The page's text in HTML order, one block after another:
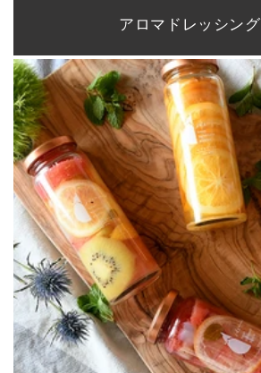
アロマドレッシング